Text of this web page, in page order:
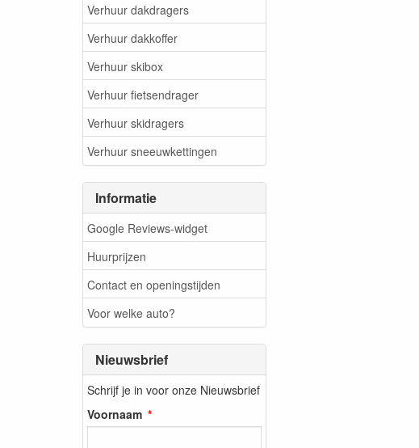
Verhuur dakdragers
Verhuur dakkoffer
Verhuur skibox
Verhuur fietsendrager
Verhuur skidragers
Verhuur sneeuwkettingen
Informatie
Google Reviews-widget
Huurprijzen
Contact en openingstijden
Voor welke auto?
Nieuwsbrief
Schrijf je in voor onze Nieuwsbrief
Voornaam